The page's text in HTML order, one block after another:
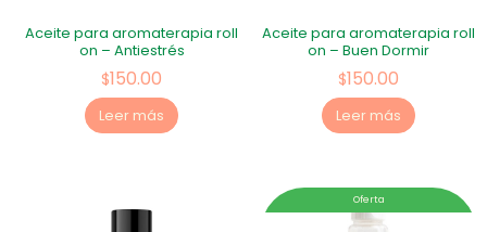
Aceite para aromaterapia roll
on – Antiestrés
$150.00
Leer más
Aceite para aromaterapia roll
on – Buen Dormir
$150.00
Leer más
Oferta